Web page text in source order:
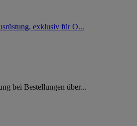
exklusiv für O...
bei Bestellungen über...